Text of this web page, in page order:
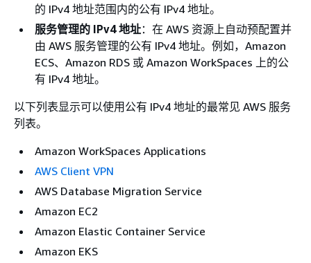
的 IPv4 地址范围内的公有 IPv4 地址。
服务管理的 IPv4 地址：在 AWS 资源上自动预配置并
由 AWS 服务管理的公有 IPv4 地址。例如，Amazon
ECS、Amazon RDS 或 Amazon WorkSpaces 上的公
有 IPv4 地址。
以下列表显示可以使用公有 IPv4 地址的最常见 AWS 服务
列表。
Amazon WorkSpaces Applications
AWS Client VPN
AWS Database Migration Service
Amazon EC2
Amazon Elastic Container Service
Amazon EKS